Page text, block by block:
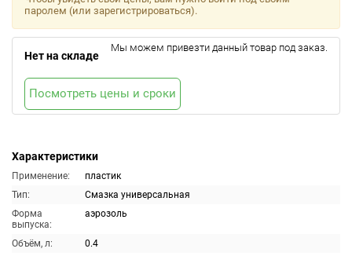
Характеристики
Применение:
пластик
Тип:
Смазка универсальная
Форма
выпуска:
аэрозоль
Объём, л:
0.4
паролем (или зарегистрироваться).
Нет на складе
Мы можем привезти данный товар под заказ.
Посмотреть цены и сроки